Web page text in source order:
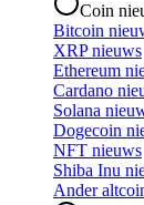
Coin
Bitcoin
XRP nieuws
Ethereum
Cardano
Solana
Dogecoin
NFT nieuws
Shiba Inu
Ander